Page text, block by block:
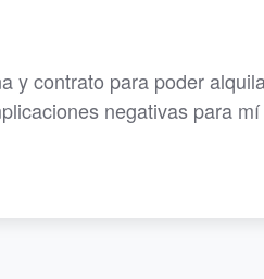
y contrato para poder
negativas para